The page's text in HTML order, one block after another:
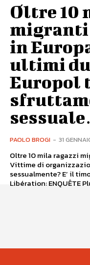
Oltre 10
migranti
in
ultimi
Europol
PAOLO BROGI - 31
Oltre 10 mila ragazzi
Vittime di
sessualmente? E’ il
Libération: